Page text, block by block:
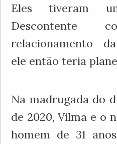
Eles tiveram
relacionamento
ele então teria
Na madrugada do
de 2020, Vilma e o
homem de 31